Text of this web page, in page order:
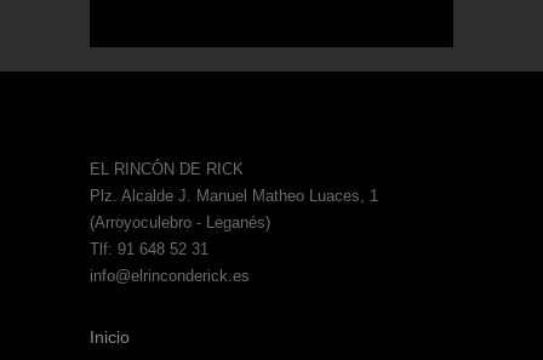
EL RINCÓN DE RICK
Plz. Alcalde J. Manuel Matheo Luaces, 1
(Arroyoculebro - Leganés)
Tlf: 91 648 52 31
info@elrinconderick.es
Inicio